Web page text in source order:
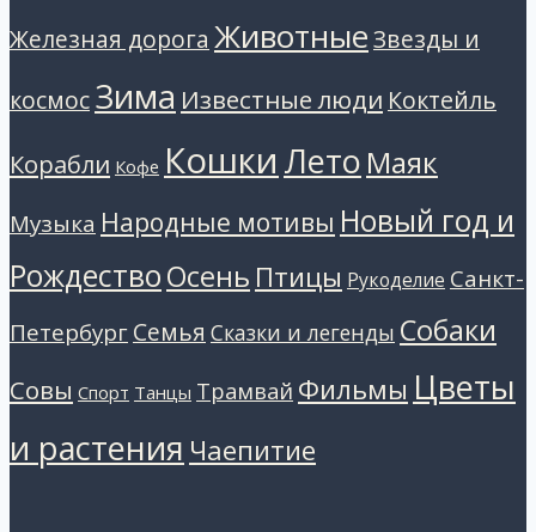
Железная дорога ЖивотныеЗвезды и
космосЗима Известные люди Коктейль
Корабли Кофе Кошки Лето Маяк
Музыка Народные мотивы Новый год и
РождествоОсень Птицы Рукоделие Санкт-
ПетербургСемья Сказки и легенды Собаки
Совы Спорт Танцы Трамвай Фильмы Цветы
и растения Чаепитие